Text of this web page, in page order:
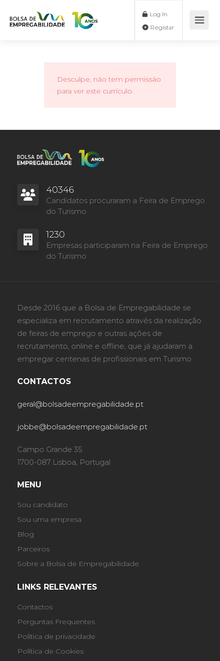
Log In
Desculpe, não tem permissão
para ver este currículo.
40346
Candidatos procuraram a Feira de Emprego
do Turismo
1230
Empresas participaram na Feira de Emprego
do Turismo
Desde 2016 que a Bolsa de Empregabilidade se
especializa em recrutamento através da realização
de feiras de emprego e outras ações de
recrutamento, online e offline, que já ajudaram a
empregar centenas de profissionais em Turismo.
CONTACTOS
geral@bolsadeempregabilidade.pt
jobbe@bolsadeempregabilidade.pt
Campo Grande 35
1700-087 Lisboa, Portugal
MENU
Sou candidato
Sou uma empresa
Blog
Parceiros
Sobre a Bolsa de Empregabilidade
LINKS RELEVANTES
Contactos
Perguntas Frequentes
Política de privacidade
Política de Cookies